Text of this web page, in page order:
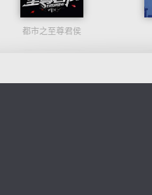
都市之至尊君侯